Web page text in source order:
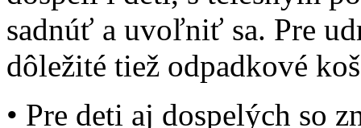
sadnúť a uvoľniť sa. Pre
dôležité tiež odpadkové
• Pre deti aj dospelých so